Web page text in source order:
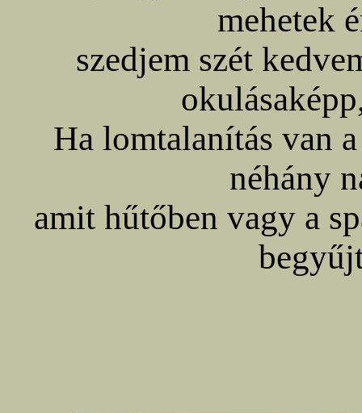
mehetek
szedjem szét
Ha lomtalanítás van
néhány
amit hűtőben vagy a